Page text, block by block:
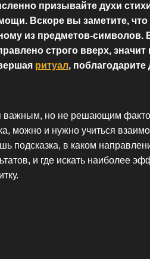
призывайте духи
Вскоре вы заметите, что
из предметов-символов.
строго вверх,
ритуал, поблагодарите
важным, но не решающим
можно и нужно учиться
подсказка, в каком
и где искать наиболее